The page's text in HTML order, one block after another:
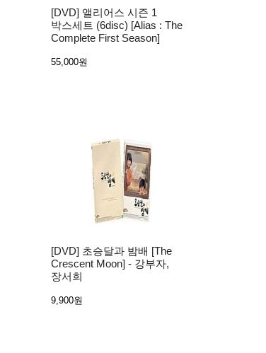
[DVD] 앨리어스 시즌 1
박스세트 (6disc) [Alias : The
Complete First Season]
55,000원
[DVD] 초승달과 밤배 [The
Crescent Moon] - 강부자,
장서희
9,900원